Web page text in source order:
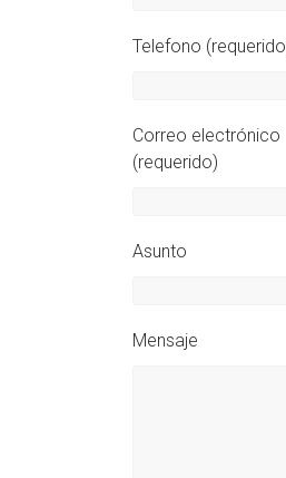
Telefono
Correo electrónico
(requerido)
Asunto
Mensaje